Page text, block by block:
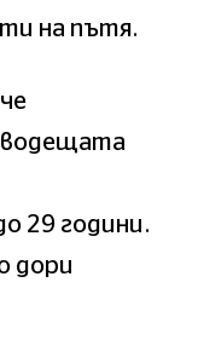
на пътя.
водещата
29 години.
дори